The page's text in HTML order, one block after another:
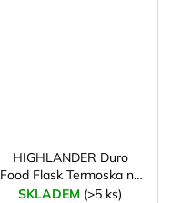
HIGHLANDER Duro
Food Flask Termoska na
jídlo 1 l stříbrná
SKLADEM (>5 ks)